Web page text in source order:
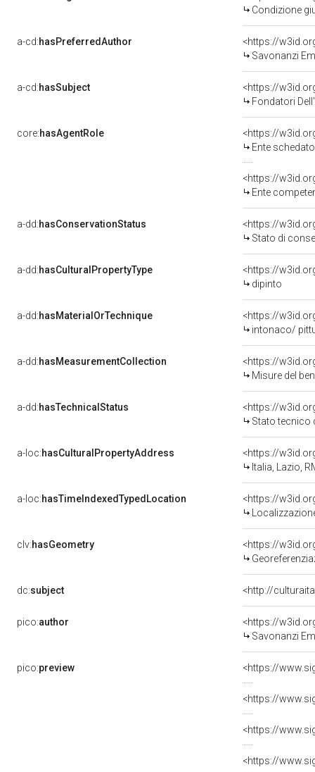
Condizione
a-cd:hasPreferredAuthor
<https://
Savonanzi
a-cd:hasSubject
<https://
Fondatori
core:hasAgentRole
<https://
Ente
<https://
Ente competente
a-dd:hasConservationStatus
<https://
Stato di
a-dd:hasCulturalPropertyType
<https://
dipinto
a-dd:hasMaterialOrTechnique
<https://
intonaco/
a-dd:hasMeasurementCollection
<https://
Misure del
a-dd:hasTechnicalStatus
<https://
Stato tecnico
a-loc:hasCulturalPropertyAddress
<https://
Italia, Lazio,
a-loc:hasTimeIndexedTypedLocation
<https://
clv:hasGeometry
<https://
dc:subject <http://
pico:author
<https://
Savonanzi
pico:preview